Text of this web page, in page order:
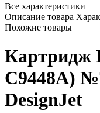
Все характеристики
Описание товара
Похожие товары
Картридж
C9448A)
DesignJet